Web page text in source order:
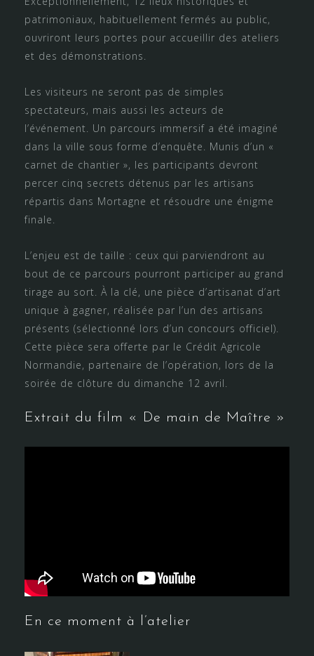
patrimoniaux, habituellement fermés au public,
ouvriront leurs portes pour accueillir des ateliers
et des démonstrations.
Les visiteurs ne seront pas de simples
spectateurs, mais aussi les acteurs de
l’événement. Un parcours immersif a été imaginé
dans la ville sous forme d’enquête. Munis d’un «
carnet de chantier », les participants devront
percer cinq secrets détenus par les artisans
répartis dans Mortagne et résoudre une énigme
finale.
L’enjeu est de taille : ceux qui parviendront au
bout de ce parcours pourront participer au grand
tirage au sort. À la clé, une pièce d’artisanat d’art
unique à gagner, réalisée par l’un des artisans
présents (sélectionné lors d’un concours officiel).
Cette pièce sera offerte par le Crédit Agricole
Normandie, partenaire de l’opération, lors de la
soirée de clôture du dimanche 12 avril.
Extrait du film « De main de Maître »
En ce moment à l’atelier